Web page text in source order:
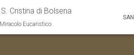
Cristina di Bolsena
Eucaristico